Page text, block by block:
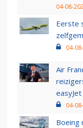
04-08-
Eerste
04-
Air
easyJet
04-
Boeing